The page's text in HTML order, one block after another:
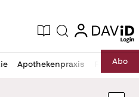
Zeitung
Aktuelle Ausgabe
Suche login
login
Apothekenpraxis RechtAbo